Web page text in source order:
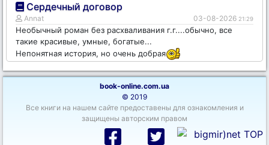
Сердечный договор
Annat 03-08-2026 21:29
Необычный роман без расхваливания г.г....обычно, все
такие красивые, умные, богатые...
Непонятная история, но очень добрая
book-online.com.ua
© 2019
Все книги на нашем сайте предоставены для ознакомления и
защищены авторским правом